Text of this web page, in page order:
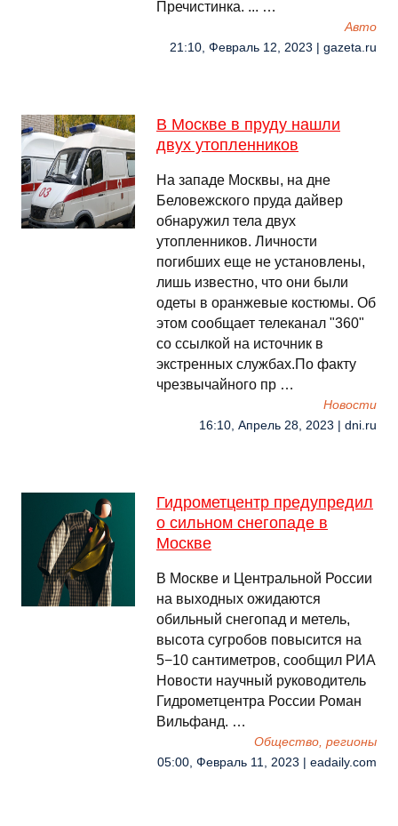
Пречистинка. ... …
Авто
21:10, Февраль 12, 2023 | gazeta.ru
В Москве в пруду нашли
двух утопленников
На западе Москвы, на дне
Беловежского пруда дайвер
обнаружил тела двух
утопленников. Личности
погибших еще не установлены,
лишь известно, что они были
одеты в оранжевые костюмы. Об
этом сообщает телеканал "360"
со ссылкой на источник в
экстренных службах.По факту
чрезвычайного пр …
Новости
16:10, Апрель 28, 2023 | dni.ru
Гидрометцентр предупредил
о сильном снегопаде в
Москве
В Москве и Центральной России
на выходных ожидаются
обильный снегопад и метель,
высота сугробов повысится на
5−10 сантиметров, сообщил РИА
Новости научный руководитель
Гидрометцентра России Роман
Вильфанд. …
Общество, регионы
05:00, Февраль 11, 2023 | eadaily.com